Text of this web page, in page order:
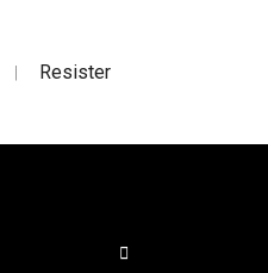
| Resister